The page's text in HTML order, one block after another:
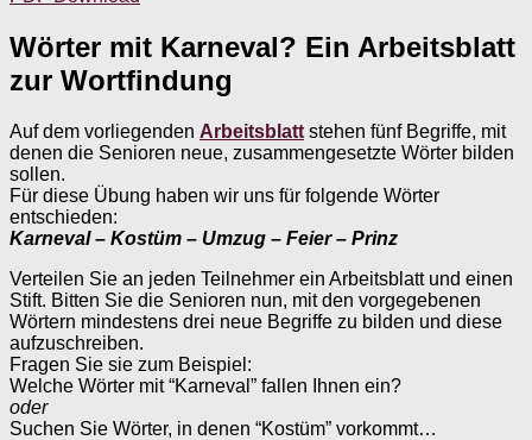
Wörter mit Karneval? Ein Arbeitsblatt
zur Wortfindung
Auf dem vorliegenden Arbeitsblatt stehen fünf Begriffe, mit
denen die Senioren neue, zusammengesetzte Wörter bilden
sollen.
Für diese Übung haben wir uns für folgende Wörter
entschieden:
Karneval – Kostüm – Umzug – Feier – Prinz
Verteilen Sie an jeden Teilnehmer ein Arbeitsblatt und einen
Stift. Bitten Sie die Senioren nun, mit den vorgegebenen
Wörtern mindestens drei neue Begriffe zu bilden und diese
aufzuschreiben.
Fragen Sie sie zum Beispiel:
Welche Wörter mit “Karneval” fallen Ihnen ein?
oder
Suchen Sie Wörter, in denen “Kostüm” vorkommt…